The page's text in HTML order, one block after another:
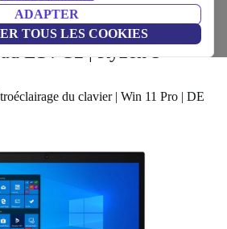
ADAPTER
TOUS LES COOKIES
portables Ordinateurs portables Lenovo
L14 G2 | Ryzen 5
du clavier | Win 11 Pro | DE